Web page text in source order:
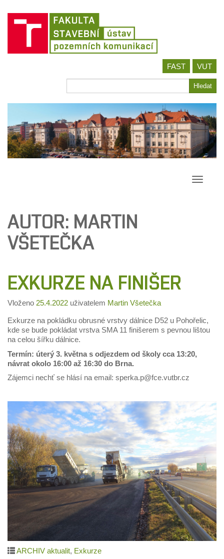
FAST
VUT
Hledat
AUTOR: MARTIN
VŠETEČKA
EXKURZE NA FINIŠER
Vloženo 25.4.2022 uživatelem Martin Všetečka
Exkurze na pokládku obrusné vrstvy dálnice D52 u Pohořelic,
kde se bude pokládat vrstva SMA 11 finišerem s pevnou lištou
na celou šířku dálnice.
Termín: úterý 3. května s odjezdem od školy cca 13:20,
návrat okolo 16:00 až 16:30 do Brna.
Zájemci nechť se hlásí na email: sperka.p@fce.vutbr.cz
ARCHIV aktualit, Exkurze